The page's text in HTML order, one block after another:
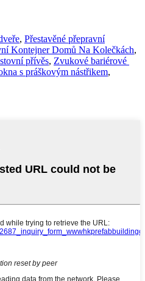
, Přestavěné přepravní
Kontejner Domů Na Kolečkách,
přívěs, Zvukové bariérové ​​
s práškovým nástřikem,